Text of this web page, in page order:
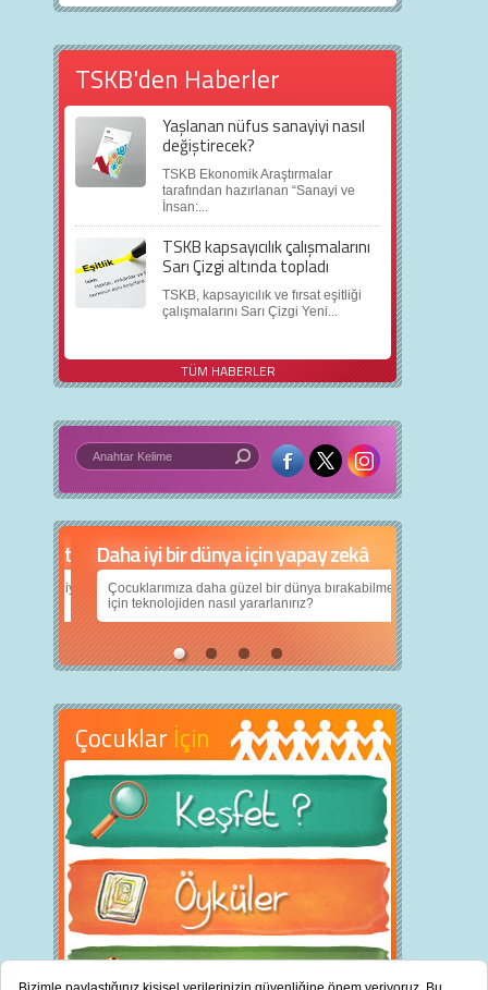
TSKB'den Haberler
Yaşlanan nüfus sanayiyi nasıl
değiştirecek?
TSKB Ekonomik Araştırmalar
tarafından hazırlanan “Sanayi ve
İnsan:...
TSKB kapsayıcılık çalışmalarını
Sarı Çizgi altında topladı
TSKB, kapsayıcılık ve fırsat eşitliği
çalışmalarını Sarı Çizgi Yeni...
TÜM HABERLER
Daha iyi bir dünya için yapay zekâ
Çocuklarımıza daha güzel bir dünya bırakabilmek
için teknolojiden nasıl yararlanırız?
Çocuklar İçin